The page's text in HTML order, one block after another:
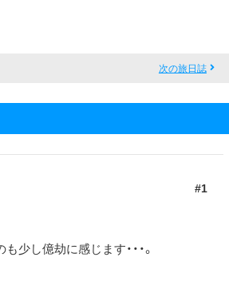
次の旅日誌
1
し億劫に感じます・・・。